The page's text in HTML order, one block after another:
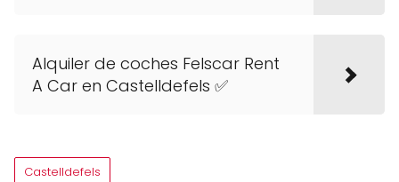
Alquiler de coches Felscar Rent
A Car en Castelldefels ✅
Castelldefels